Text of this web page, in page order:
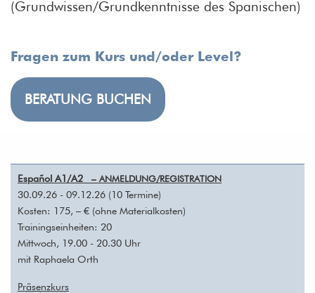
(Grundwissen/Grundkenntnisse des Spanischen)
Fragen zum Kurs und/oder Level?
BERATUNG BUCHEN
Español A1/A2 – ANMELDUNG/REGISTRATION
30.09.26 - 09.12.26 (10 Termine)
Kosten: 175, – € (ohne Materialkosten)
Trainingseinheiten: 20
Mittwoch, 19.00 - 20.30 Uhr
mit Raphaela Orth
Präsenzkurs